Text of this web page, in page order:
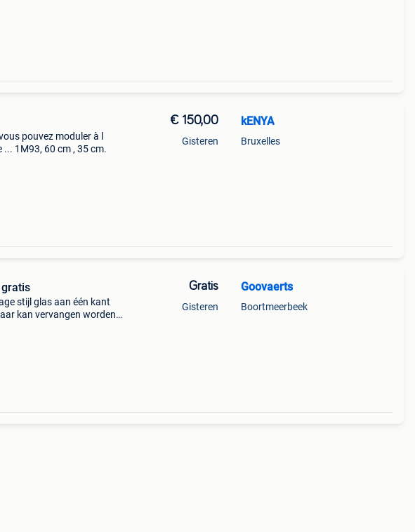
pouvez moduler à l
1M93, 60 cm , 35 cm.
€ 150,00
Gisteren
kENYA
Bruxelles
stijl glas aan één kant
kan vervangen worden
Gratis
Gisteren
Goovaerts
Boortmeerbeek